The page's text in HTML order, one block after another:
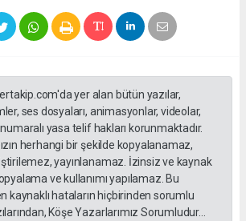
yer alan bütün yazılar,
ses dosyaları, animasyonlar, videolar,
yasa telif hakları korunmaktadır.
herhangi bir şekilde kopyalanamaz,
yayınlanamaz. İzinsiz ve kaynak
ve kullanımı yapılamaz. Bu
kaynaklı hataların hiçbirinden sorumlu
Köşe Yazarlarımız Sorumludur...